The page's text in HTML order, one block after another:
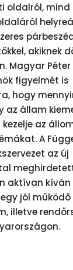
oldalról, mind
akiknek
Magyar Péter
figyelmét is
hogy
az állam
az
A
az új
aktívan kíván
jól működő
illetve